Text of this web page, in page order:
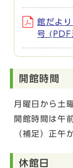
館だよ
号
開館時間
月曜日から土
開館時間は午
（補足）正午
休館日